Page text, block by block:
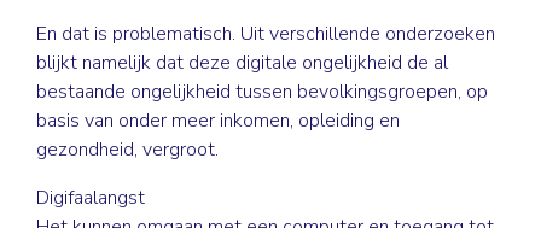
En dat is problematisch. Uit verschillende onderzoeken
blijkt namelijk dat deze digitale ongelijkheid de al
bestaande ongelijkheid tussen ­bevolkingsgroepen, op
basis van ­onder meer inkomen, opleiding en
gezondheid, vergroot.
Digifaalangst